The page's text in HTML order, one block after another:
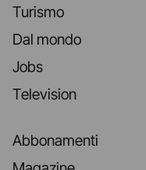
Turismo
Dal mondo
Jobs
Television
Abbonamenti